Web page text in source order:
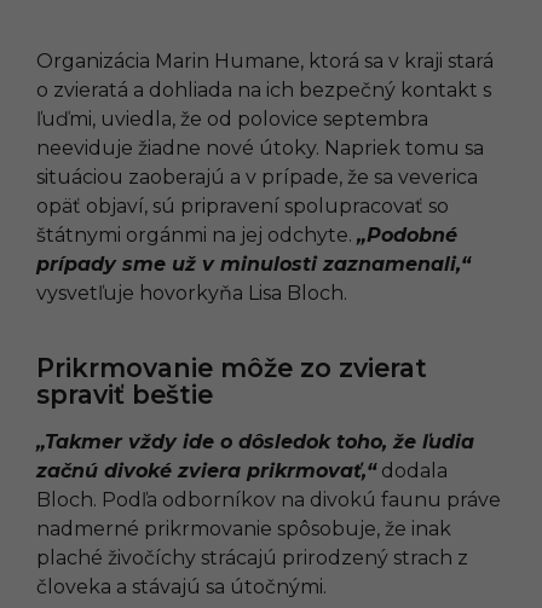
Organizácia Marin Humane, ktorá sa v kraji stará
o zvieratá a dohliada na ich bezpečný kontakt s
ľuďmi, uviedla, že od polovice septembra
neeviduje žiadne nové útoky. Napriek tomu sa
situáciou zaoberajú a v prípade, že sa veverica
opäť objaví, sú pripravení spolupracovať so
štátnymi orgánmi na jej odchyte. „Podobné
prípady sme už v minulosti zaznamenali,“
vysvetľuje hovorkyňa Lisa Bloch.
Prikrmovanie môže zo zvierat
spraviť beštie
„Takmer vždy ide o dôsledok toho, že ľudia
začnú divoké zviera prikrmovať,“dodala
Bloch. Podľa odborníkov na divokú faunu práve
nadmerné prikrmovanie spôsobuje, že inak
plaché živočíchy strácajú prirodzený strach z
človeka a stávajú sa útočnými.